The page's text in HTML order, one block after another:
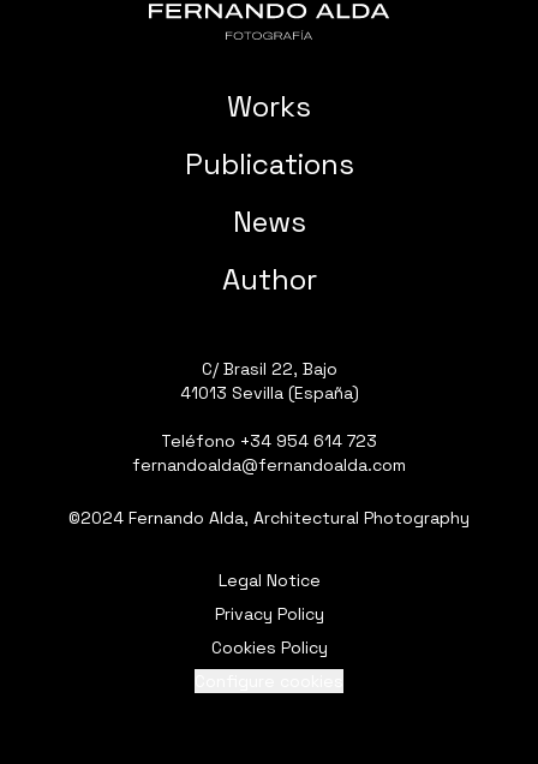
Works
Publications
News
Author
C/ Brasil 22, Bajo
41013 Sevilla (España)
Teléfono +34 954 614 723
fernandoalda@fernandoalda.com
©2024 Fernando Alda, Architectural Photography
Legal Notice
Privacy Policy
Cookies Policy